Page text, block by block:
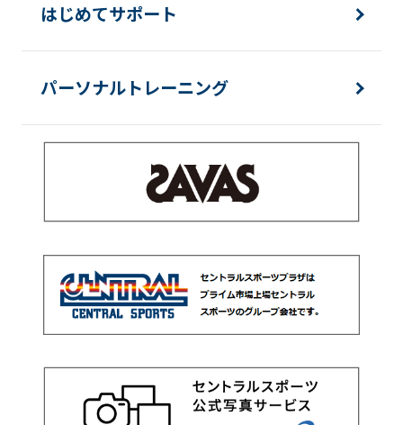
はじめてサポート
パーソナルトレーニング